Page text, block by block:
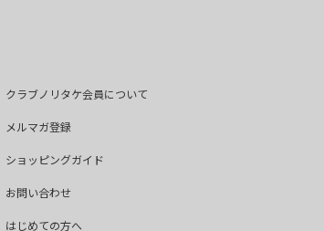
クラブノリタケ会員について
メルマガ登録
ショッピングガイド
お問い合わせ
はじめての方へ